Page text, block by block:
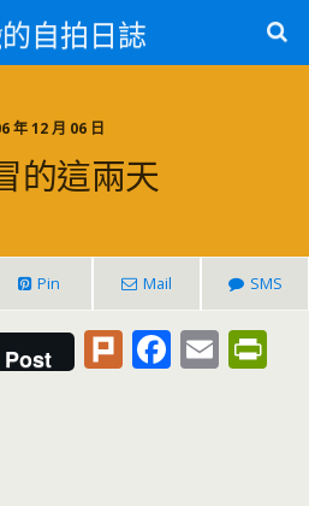
的自拍日誌
年 12 月 06 日
的這兩天
Pin Mail SMS
Post Pl F E